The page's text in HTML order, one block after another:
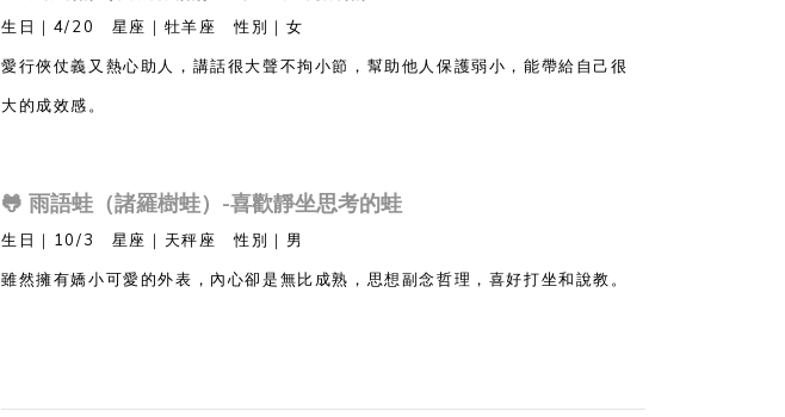
生日｜4/20 星座｜牡羊座 性別｜女
愛行俠仗義又熱心助人，講話很大聲不拘小節，幫助他人保護弱小，能帶給自己很
大的成效感。
🐸 雨語蛙（諸羅樹蛙）-喜歡靜坐思考的蛙
生日｜10/3 星座｜天秤座 性別｜男
雖然擁有嬌小可愛的外表，內心卻是無比成熟，思想副念哲理，喜好打坐和說教。